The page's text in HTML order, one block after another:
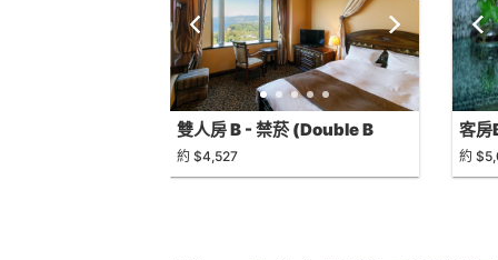
雙人房 B - 禁菸 (Double B
(Non-Smoking))
約 $4,527
客
約